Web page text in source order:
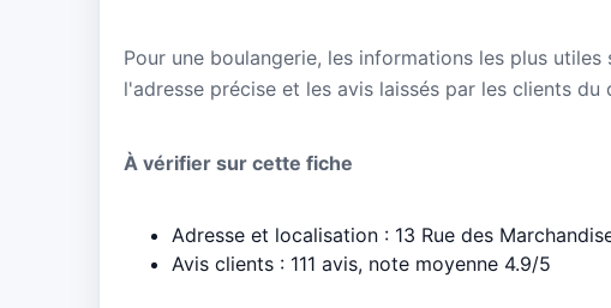
Pour une boulangerie, les informations les plus
l'adresse précise et les avis laissés par les clients du
À vérifier sur cette fiche
Adresse et localisation : 13 Rue des
Avis clients : 111 avis, note moyenne 4.9/5